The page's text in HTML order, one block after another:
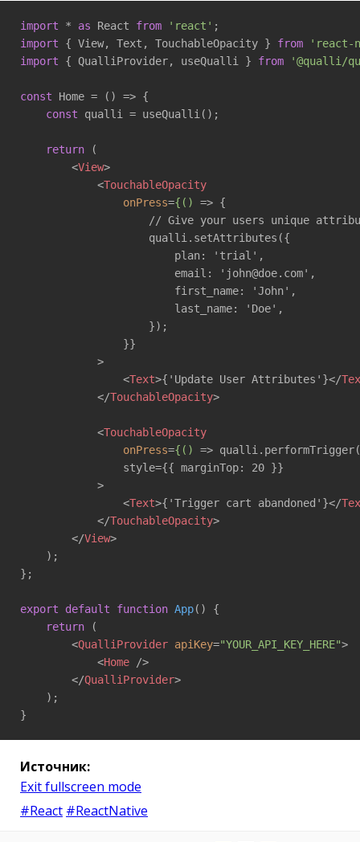
import * as React from 'react'
import { View, Text, TouchableOpacity } from
'react-
import { QualliProvider, useQualli } from '@qualli/
const Home = () => {
const qualli = useQualli();
return (
<View>
<TouchableOpacity
onPress={() => {
// Give your users unique
                    qualli.setAttributes({
                        plan: 'trial',
                        email: 'john@doe.com',
                        first_name: 'John',
                        last_name: 'Doe',
                    });
                }}
            >
<Text>{'Update User Attributes'}</
</TouchableOpacity>
<TouchableOpacity
onPress={() =>
                style={{ marginTop: 20 }}
            >
<Text>{'Trigger cart abandoned'}</
</TouchableOpacity>
</View>
    );
};
export default function App( ) {
return (
<QualliProvider apiKey="YOUR_API_KEY_HERE">
<Home />
</QualliProvider>
    );
}
Источник:
Exit fullscreen mode
#React #ReactNative